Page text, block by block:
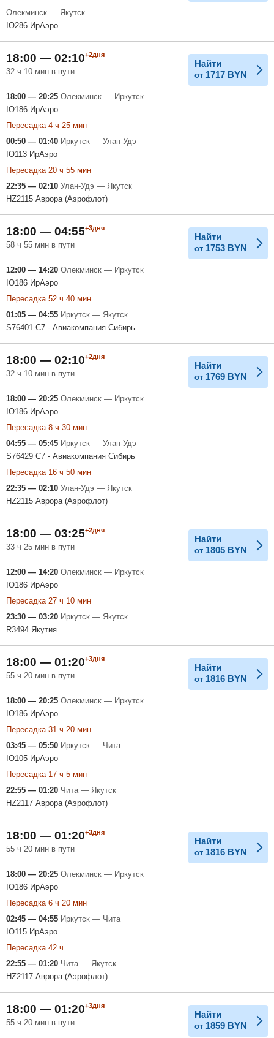
Олекминск — Якутск
IO286 ИрАэро
18:00 — 02:10+2дня
32 ч 10 мин в пути
Найти
от 1717 BYN
18:00 — 20:25 Олекминск — Иркутск
IO186 ИрАэро
Пересадка 4 ч 25 мин
00:50 — 01:40 Иркутск — Улан-Удэ
IO113 ИрАэро
Пересадка 20 ч 55 мин
22:35 — 02:10 Улан-Удэ — Якутск
HZ2115 Аврора (Аэрофлот)
18:00 — 04:55+3дня
58 ч 55 мин в пути
Найти
от 1753 BYN
12:00 — 14:20 Олекминск — Иркутск
IO186 ИрАэро
Пересадка 52 ч 40 мин
01:05 — 04:55 Иркутск — Якутск
S76401 С7 - Авиакомпания Сибирь
18:00 — 02:10+2дня
32 ч 10 мин в пути
Найти
от 1769 BYN
18:00 — 20:25 Олекминск — Иркутск
IO186 ИрАэро
Пересадка 8 ч 30 мин
04:55 — 05:45 Иркутск — Улан-Удэ
S76429 С7 - Авиакомпания Сибирь
Пересадка 16 ч 50 мин
22:35 — 02:10 Улан-Удэ — Якутск
HZ2115 Аврора (Аэрофлот)
18:00 — 03:25+2дня
33 ч 25 мин в пути
Найти
от 1805 BYN
12:00 — 14:20 Олекминск — Иркутск
IO186 ИрАэро
Пересадка 27 ч 10 мин
23:30 — 03:20 Иркутск — Якутск
R3494 Якутия
18:00 — 01:20+3дня
55 ч 20 мин в пути
Найти
от 1816 BYN
18:00 — 20:25 Олекминск — Иркутск
IO186 ИрАэро
Пересадка 31 ч 20 мин
03:45 — 05:50 Иркутск — Чита
IO105 ИрАэро
Пересадка 17 ч 5 мин
22:55 — 01:20 Чита — Якутск
HZ2117 Аврора (Аэрофлот)
18:00 — 01:20+3дня
55 ч 20 мин в пути
Найти
от 1816 BYN
18:00 — 20:25 Олекминск — Иркутск
IO186 ИрАэро
Пересадка 6 ч 20 мин
02:45 — 04:55 Иркутск — Чита
IO115 ИрАэро
Пересадка 42 ч
22:55 — 01:20 Чита — Якутск
HZ2117 Аврора (Аэрофлот)
18:00 — 01:20+3дня
55 ч 20 мин в пути
Найти
от 1859 BYN